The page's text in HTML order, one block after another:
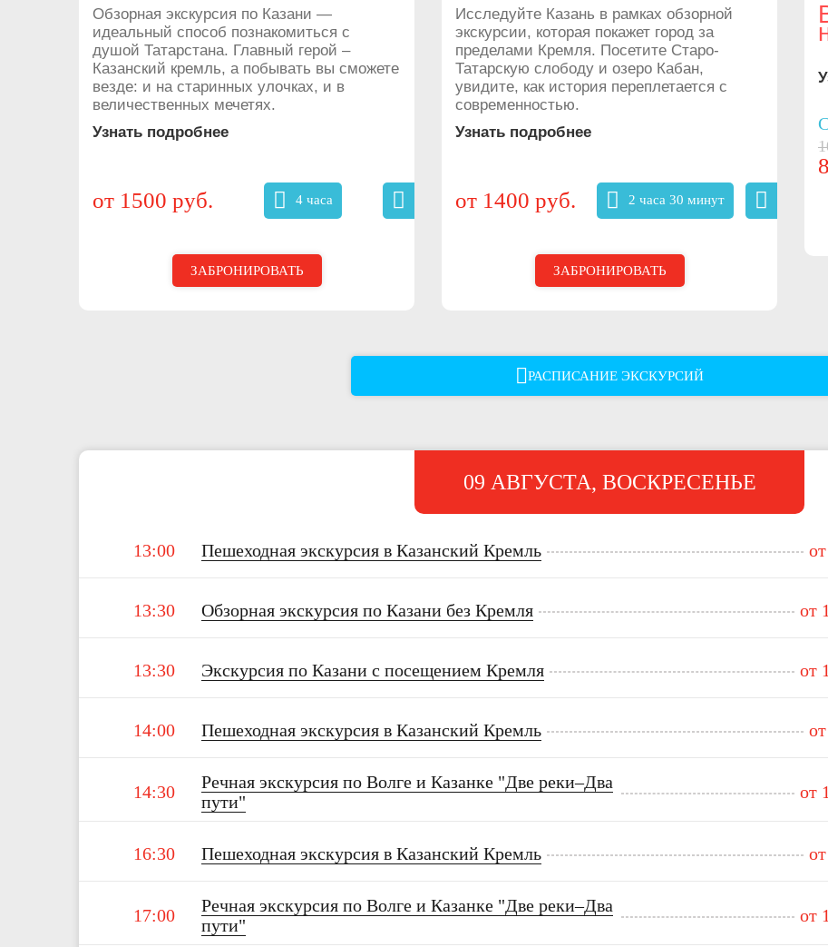
Обзорная экскурсия по Казани —
идеальный способ познакомиться с
душой Татарстана. Главный герой –
Казанский кремль, а побывать вы сможете
везде: и на старинных улочках, и в
величественных мечетях.
Узнать подробнее
от 1500 руб. 4 часа
ЗАБРОНИРОВАТЬ
Исследуйте Казань в рамках обзорной
экскурсии, которая покажет город за
пределами Кремля. Посетите Старо-
Татарскую слободу и озеро Кабан,
увидите, как история переплетается с
современностью.
Узнать подробнее
от 1400 руб. 2 часа 30 минут
ЗАБРОНИРОВАТЬ
РАСПИСАНИЕ ЭКСКУРСИЙ
09 АВГУСТА, ВОСКРЕСЕНЬЕ
13:00 Пешеходная экскурсия в Казанский Кремль
13:30 Обзорная экскурсия по Казани без Кремля от
13:30 Экскурсия по Казани с посещением Кремля от
14:00 Пешеходная экскурсия в Казанский Кремль
14:30
Речная экскурсия по Волге и Казанке "Две реки–Два
пути"
от
16:30 Пешеходная экскурсия в Казанский Кремль
17:00
Речная экскурсия по Волге и Казанке "Две реки–Два
пути"
от